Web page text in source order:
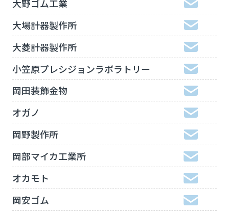
大野ゴム工業
大場計器製作所
大菱計器製作所
小笠原プレシジョンラボラトリー
岡田装飾金物
オガノ
岡野製作所
岡部マイカ工業所
オカモト
岡安ゴム